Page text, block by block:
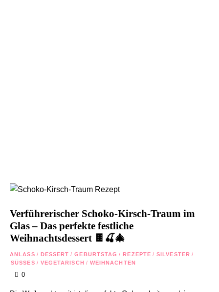
Verführerischer Schoko-Kirsch-Traum im
Glas – Das perfekte festliche
Weihnachtsdessert 🍫🍒🎄
ANLASS / DESSERT / GEBURTSTAG / REZEPTE / SILVESTER /
SÜSSES / VEGETARISCH / WEIHNACHTEN
0